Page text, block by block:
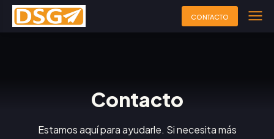
CONTACTO
Contacto
Estamos aquí para ayudarle. Si necesita más